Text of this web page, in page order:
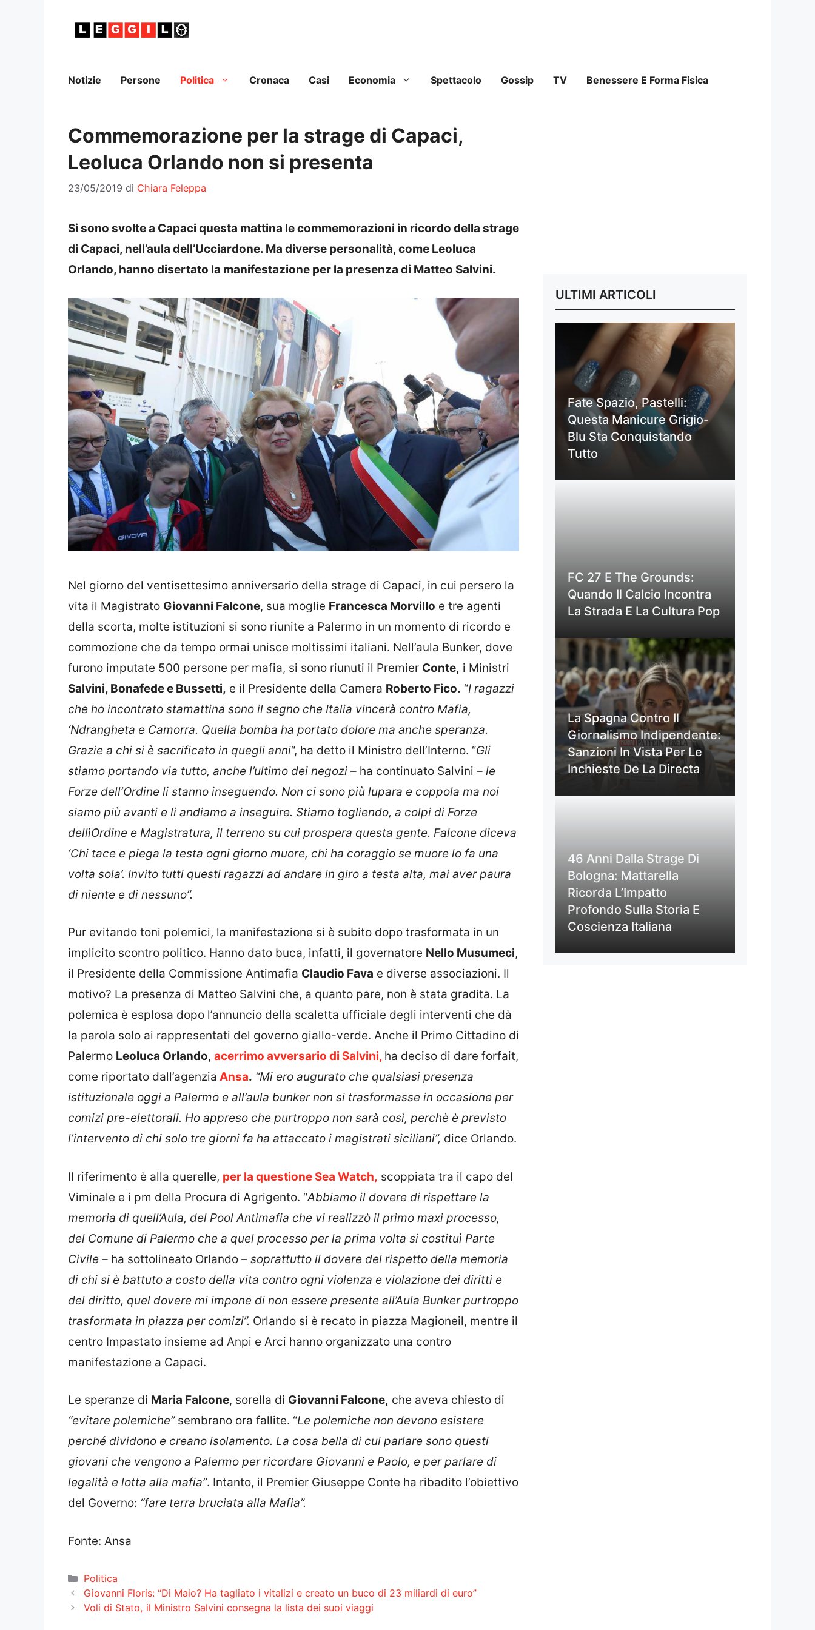
Notizie Persone Politica Cronaca Casi Economia Spettacolo Gossip TV Benessere E Forma Fisica
Commemorazione per la strage di Capaci,
Leoluca Orlando non si presenta
23/05/2019 di Chiara Feleppa
Si sono svolte a Capaci questa mattina le commemorazioni in ricordo della strage
di Capaci, nell’aula dell’Ucciardone. Ma diverse personalità, come Leoluca
Orlando, hanno disertato la manifestazione per la presenza di Matteo Salvini.
Nel giorno del ventisettesimo anniversario della strage di Capaci, in cui persero la
vita il Magistrato Giovanni Falcone, sua moglie Francesca Morvillo e tre agenti
della scorta, molte istituzioni si sono riunite a Palermo in un momento di ricordo e
commozione che da tempo ormai unisce moltissimi italiani. Nell’aula Bunker, dove
furono imputate 500 persone per mafia, si sono riunuti il Premier Conte, i Ministri
Salvini, Bonafede e Bussetti, e il Presidente della Camera Roberto Fico. “I ragazzi
che ho incontrato stamattina sono il segno che Italia vincerà contro Mafia,
‘Ndrangheta e Camorra. Quella bomba ha portato dolore ma anche speranza.
Grazie a chi si è sacrificato in quegli anni“, ha detto il Ministro dell’Interno. “Gli
stiamo portando via tutto, anche l’ultimo dei negozi – ha continuato Salvini – le
Forze dell’Ordine li stanno inseguendo. Non ci sono più lupara e coppola ma noi
siamo più avanti e li andiamo a inseguire. Stiamo togliendo, a colpi di Forze
dellìOrdine e Magistratura, il terreno su cui prospera questa gente. Falcone diceva
‘Chi tace e piega la testa ogni giorno muore, chi ha coraggio se muore lo fa una
volta sola’. Invito tutti questi ragazzi ad andare in giro a testa alta, mai aver paura
di niente e di nessuno”.
Pur evitando toni polemici, la manifestazione si è subito dopo trasformata in un
implicito scontro politico. Hanno dato buca, infatti, il governatore Nello Musumeci,
il Presidente della Commissione Antimafia Claudio Fava e diverse associazioni. Il
motivo? La presenza di Matteo Salvini che, a quanto pare, non è stata gradita. La
polemica è esplosa dopo l’annuncio della scaletta ufficiale degli interventi che dà
la parola solo ai rappresentati del governo giallo-verde. Anche il Primo Cittadino di
Palermo Leoluca Orlando, acerrimo avversario di Salvini, ha deciso di dare forfait,
come riportato dall’agenzia Ansa. “Mi ero augurato che qualsiasi presenza
istituzionale oggi a Palermo e all’aula bunker non si trasformasse in occasione per
comizi pre-elettorali. Ho appreso che purtroppo non sarà così, perchè è previsto
l’intervento di chi solo tre giorni fa ha attaccato i magistrati siciliani”, dice Orlando.
Il riferimento è alla querelle, per la questione Sea Watch, scoppiata tra il capo del
Viminale e i pm della Procura di Agrigento. “Abbiamo il dovere di rispettare la
memoria di quell’Aula, del Pool Antimafia che vi realizzò il primo maxi processo,
del Comune di Palermo che a quel processo per la prima volta si costituì Parte
Civile – ha sottolineato Orlando – soprattutto il dovere del rispetto della memoria
di chi si è battuto a costo della vita contro ogni violenza e violazione dei diritti e
del diritto, quel dovere mi impone di non essere presente all’Aula Bunker purtroppo
trasformata in piazza per comizi”. Orlando si è recato in piazza Magioneil, mentre il
centro Impastato insieme ad Anpi e Arci hanno organizzato una contro
manifestazione a Capaci.
Le speranze di Maria Falcone, sorella di Giovanni Falcone, che aveva chiesto di
“evitare polemiche”sembrano ora fallite. “Le polemiche non devono esistere
perché dividono e creano isolamento. La cosa bella di cui parlare sono questi
giovani che vengono a Palermo per ricordare Giovanni e Paolo, e per parlare di
legalità e lotta alla mafia”. Intanto, il Premier Giuseppe Conte ha ribadito l’obiettivo
del Governo: “fare terra bruciata alla Mafia”.
Fonte: Ansa
Categorie
Politica
Giovanni Floris: “Di Maio? Ha tagliato i vitalizi e creato un buco di 23 miliardi di euro”
Voli di Stato, il Ministro Salvini consegna la lista dei suoi viaggi
ULTIMI ARTICOLI
Fate Spazio, Pastelli:
Questa Manicure Grigio-
Blu Sta Conquistando
Tutto
FC 27 E The Grounds:
Quando Il Calcio Incontra
La Strada E La Cultura Pop
La Spagna Contro Il
Giornalismo Indipendente:
Sanzioni In Vista Per Le
Inchieste De La Directa
46 Anni Dalla Strage Di
Bologna: Mattarella
Ricorda L’Impatto
Profondo Sulla Storia E
Coscienza Italiana